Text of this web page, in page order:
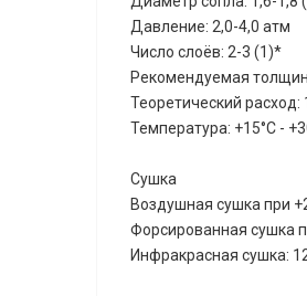
Давление: 2,0-4,0 атм
Число слоёв: 2-3 (1)*
Рекомендуемая
Теоретический
Температура: +15°С -
Сушка
Воздушная сушка при
Форсированная сушка
Инфракрасная сушка: